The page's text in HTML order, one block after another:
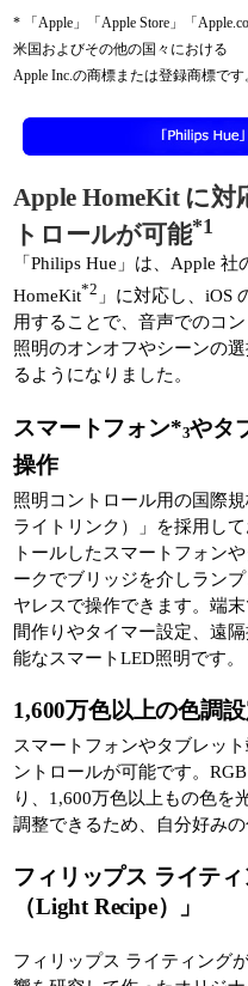
* 「Apple」「Apple Store」「
米国およびその他の国々における
Apple Inc.の商標または登録商標です
Apple HomeKit に対
トロールが可能*1
「Philips Hue」は、Apple
HomeKit*2 」に対応し、iOS
用することで、音声でのコ
照明のオンオフやシーンの
るようになりました。
スマートフォン*3やタ
操作
照明コントロール用の国際
ライトリンク）」を採用し
トールしたスマートフォン
ークでブリッジを介しラン
ヤレスで操作できます。端
間作りやタイマー設定、遠
能なスマートLED照明です。
1,600万色以上の色調
スマートフォンやタブレッ
ントロールが可能です。
り、1,600万色以上もの色を
調整できるため、自分好み
フィリップス ライテ
（Light Recipe）」
フィリップス ライティング